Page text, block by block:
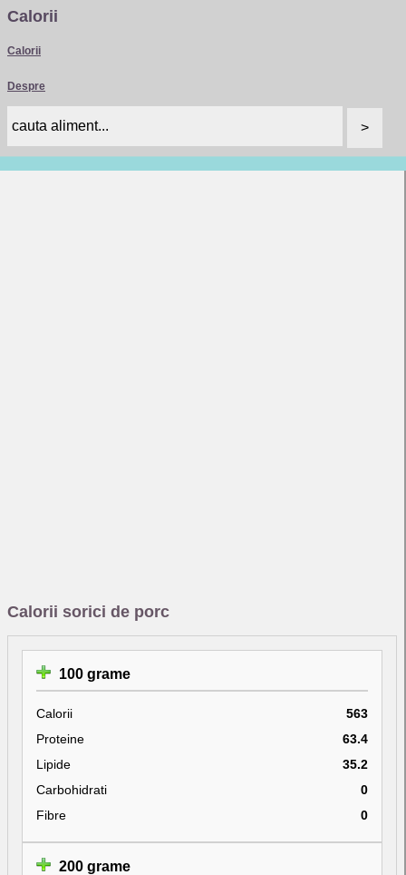
Calorii
Calorii
Despre
Calorii sorici de porc
100 grame
Calorii
563
Proteine
63.4
Lipide
35.2
Carbohidrati
0
Fibre
0
200 grame